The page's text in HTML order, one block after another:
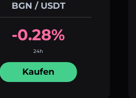
BGN / USDT
-0.28%
24h
Kaufen